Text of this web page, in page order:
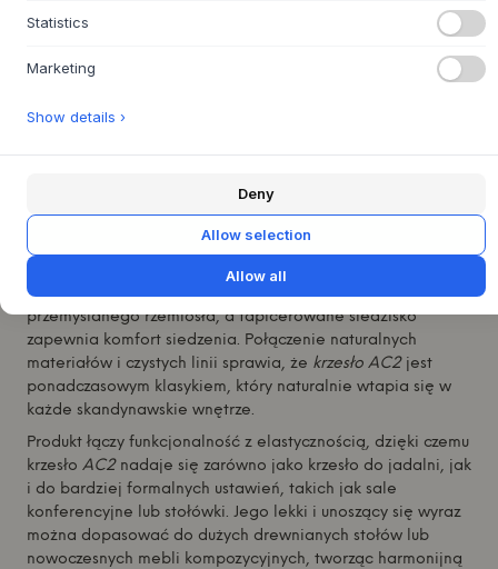
O TYM PRODUKCIE
Krzesło AC2odAndersen Furniture, zaprojektowane przez
wyrafinowanie idą w parze. Krzesło jest wykonane z
drewna dębowego i jest dostępne ze skórzaną lub
materiałową tapicerką, dzięki czemu można wybrać
wygląd, który pasuje do domu lub miejsca pracy. Miękkie
krzywizny i precyzyjne detale są świadectwem
przemyślanego rzemiosła, a tapicerowane siedzisko
zapewnia komfort siedzenia. Połączenie naturalnych
materiałów i czystych linii sprawia, że krzesło AC2jest
ponadczasowym klasykiem, który naturalnie wtapia się w
każde skandynawskie wnętrze.
Produkt łączy funkcjonalność z elastycznością, dzięki czemu
krzesło AC2nadaje się zarówno jako krzesło do jadalni, jak
i do bardziej formalnych ustawień, takich jak sale
konferencyjne lub stołówki. Jego lekki i unoszący się wyraz
można dopasować do dużych drewnianych stołów lub
nowoczesnych mebli kompozycyjnych, tworząc harmonijną
Statistics
Marketing
Show details ›
Deny
Allow selection
Allow all